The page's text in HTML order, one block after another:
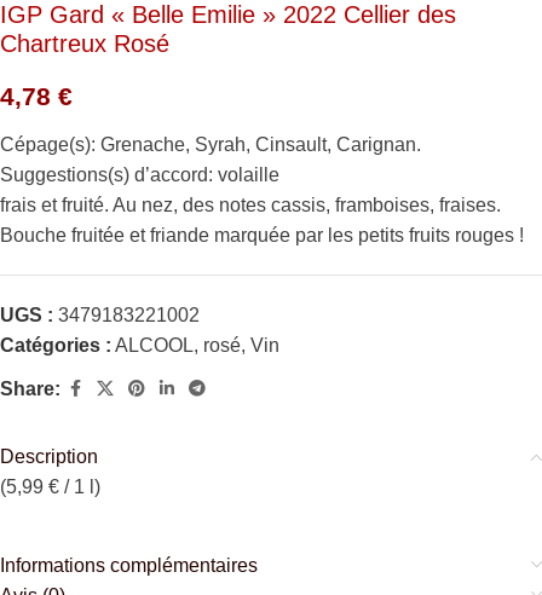
IGP Gard « Belle Emilie » 2022 Cellier des
Chartreux Rosé
4,78 €
Cépage(s): Grenache, Syrah, Cinsault, Carignan.
Suggestions(s) d’accord: volaille
frais et fruité. Au nez, des notes cassis, framboises, fraises.
Bouche fruitée et friande marquée par les petits fruits rouges !
UGS : 3479183221002
Catégories : ALCOOL, rosé, Vin
Share:
Description
(5,99 € / 1 l)
Informations complémentaires